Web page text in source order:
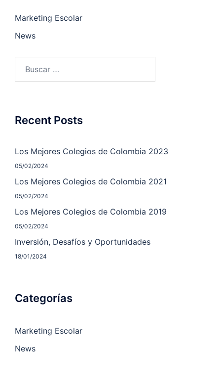
Marketing Escolar
News
Recent Posts
Los Mejores Colegios de Colombia 2023
05/02/2024
Los Mejores Colegios de Colombia 2021
05/02/2024
Los Mejores Colegios de Colombia 2019
05/02/2024
Inversión, Desafíos y Oportunidades
18/01/2024
Categorías
Marketing Escolar
News